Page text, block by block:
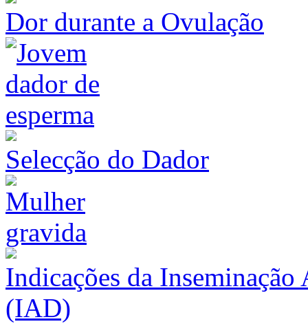
Dor durante a Ovulação
Selecção do Dador
Indicações da
(IAD)